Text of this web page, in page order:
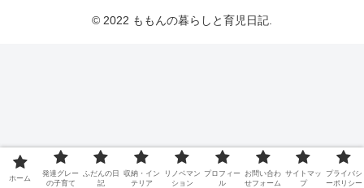
© 2022 ももんの暮らしと育児日記.
ホーム
発達グレー
の子育て
ふだんの日
記
収納・イン
テリア
リノベマン
ション
プロフィー
ル
お問い合わ
せフォーム
サイトマッ
プ
プライバシ
ーポリシー